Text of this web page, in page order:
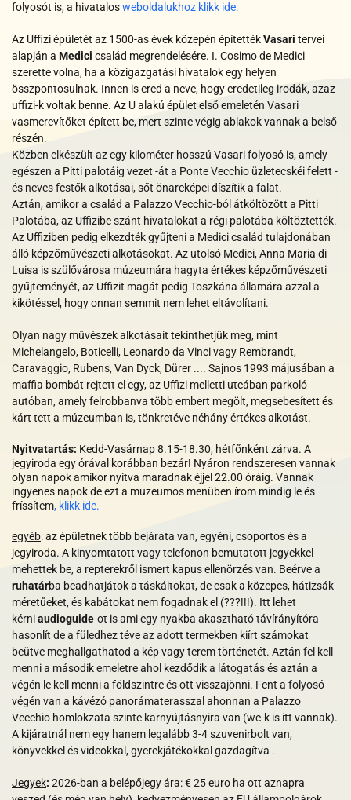
folyosót is, a hivatalosweboldalukhoz klikk ide.
Az Uffizi épületét az 1500-as évek közepén építettékVasari tervei
alapján a Medici család megrendelésére. I. Cosimo de Medici
szerette volna, ha a közigazgatási hivatalok egy helyen
összpontosulnak. Innen is ered a neve, hogy eredetileg irodák, azaz
uffizi-k voltak benne. Az U alakú épület első emeletén Vasari
vasmerevítőket épített be, mert szinte végig ablakok vannak a belső
részén.
Közben elkészült az egy kilométer hosszú Vasari folyosó is, amely
egészen a Pitti palotáig vezet -át a Ponte Vecchio üzletecskéi felett -
és neves festők alkotásai, sőt önarcképei díszítik a falat.
Aztán, amikor a család a Palazzo Vecchio-ból átköltözött a Pitti
Palotába, az Uffizibe szánt hivatalokat a régi palotába költöztették.
Az Uffiziben pedig elkezdték gyűjteni a Medici család tulajdonában
álló képzőművészeti alkotásokat. Az utolsó Medici, Anna Maria di
Luisa is szülővárosa múzeumára hagyta értékes képzőművészeti
gyűjteményét, az Uffizit magát pedig Toszkána államára azzal a
kikötéssel, hogy onnan semmit nem lehet eltávolítani.
Olyan nagy művészek alkotásait tekinthetjük meg, mint
Michelangelo, Boticelli, Leonardo da Vinci vagy Rembrandt,
Caravaggio, Rubens, Van Dyck, Dürer .... Sajnos 1993 májusában a
maffia bombát rejtett el egy, az Uffizi melletti utcában parkoló
autóban, amely felrobbanva több embert megölt, megsebesített és
kárt tett a múzeumban is, tönkretéve néhány értékes alkotást.
Nyitvatartás: Kedd-Vasárnap 8.15-18.30, hétfőnként zárva. A
jegyiroda egy órával korábban bezár! Nyáron rendszeresen vannak
olyan napok amikor nyitva maradnak éjjel 22.00 óráig. Vannak
ingyenes napok de ezt a muzeumos menüben írom mindig le és
fríssítem, klikk ide.
egyéb: az épületnek több bejárata van, egyéni, csoportos és a
jegyiroda. A kinyomtatott vagy telefonon bemutatott jegyekkel
mehettek be, a repterekről ismert kapus ellenörzés van. Beérve a
ruhatárba beadhatjátok a táskáitokat, de csak a közepes, hátizsák
méretűeket, és kabátokat nem fogadnak el (???!!!). Itt lehet
kérniaudioguide-ot is ami egy nyakba akasztható távírányítóra
hasonlít de a füledhez téve az adott termekben kiírt számokat
beütve meghallgathatod a kép vagy terem történetét. Aztán fel kell
menni a második emeletre ahol kezdődik a látogatás és aztán a
végén le kell menni a földszintre és ott visszajönni. Fent a folyosó
végén van a kávézó panorámaterasszal ahonnan a Palazzo
Vecchio homlokzata szinte karnyújtásnyira van (wc-k is itt vannak).
A kijáratnál nem egy hanem legalább 3-4 szuvenirbolt van,
könyvekkel és videokkal, gyerekjátékokkal gazdagítva .
Jegyek: 2026-ban a belépőjegy ára: € 25 euro ha ott aznapra